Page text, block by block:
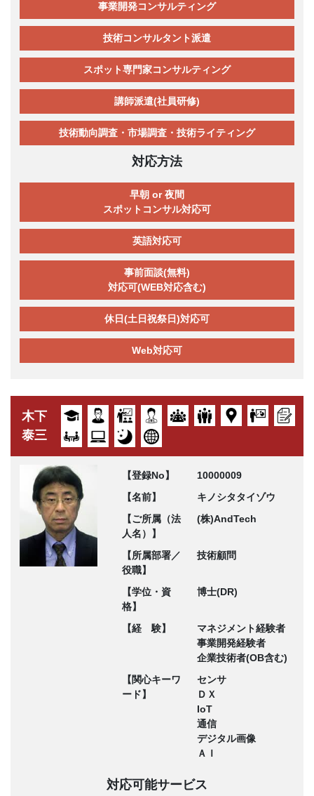
事業開発コンサルティング
技術コンサルタント派遣
スポット専門家コンサルティング
講師派遣(社員研修)
技術動向調査・市場調査・技術ライティング
対応方法
早朝 or 夜間
スポットコンサル対応可
英語対応可
事前面談(無料)
対応可(WEB対応含む)
休日(土日祝祭日)対応可
Web対応可
木下
泰三
【登録No】
10000009
【名前】
キノシタタイゾウ
【ご所属（法
人名）】
(株)AndTech
【所属部署／
役職】
技術顧問
【学位・資
格】
博士(DR)
【経 験】
マネジメント経験者
事業開発経験者
企業技術者(OB含む)
【関心キーワ
ード】
センサ
ＤＸ
IoT
通信
デジタル画像
ＡＩ
対応可能サービス